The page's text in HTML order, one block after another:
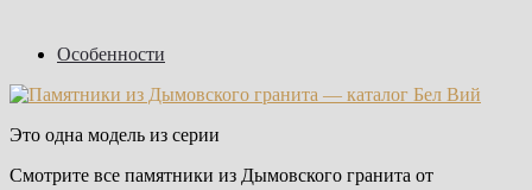
Особенности
Это одна модель из серии
Смотрите все памятники из Дымовского гранита от